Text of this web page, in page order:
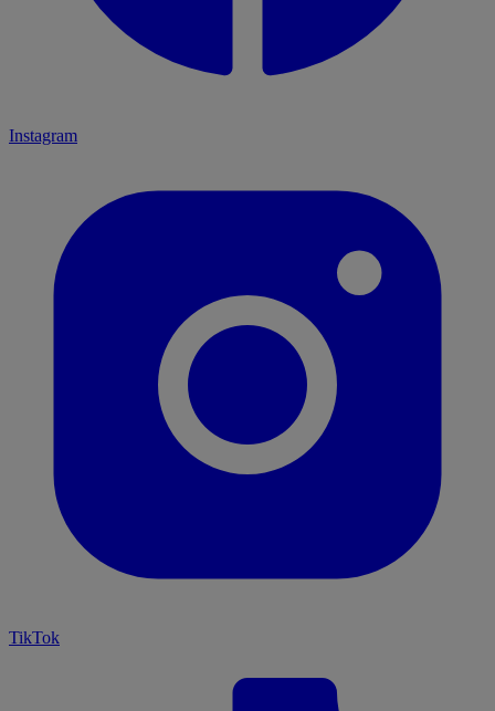
Instagram
TikTok